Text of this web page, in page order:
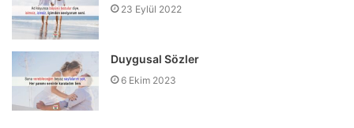
23 Eylül 2022
Duygusal Sözler
6 Ekim 2023